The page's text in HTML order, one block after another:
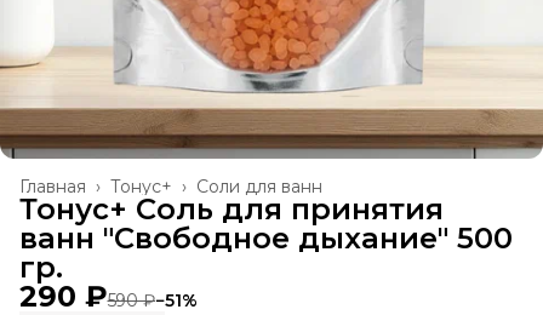
Соли для ванн
Тонус+ ›
Главная ›
Тонус+ Соль для принятия
ванн "Свободное дыхание" 500
гр.
290 ₽590 ₽−51%